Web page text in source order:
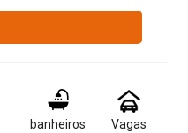
banheiros
Vagas